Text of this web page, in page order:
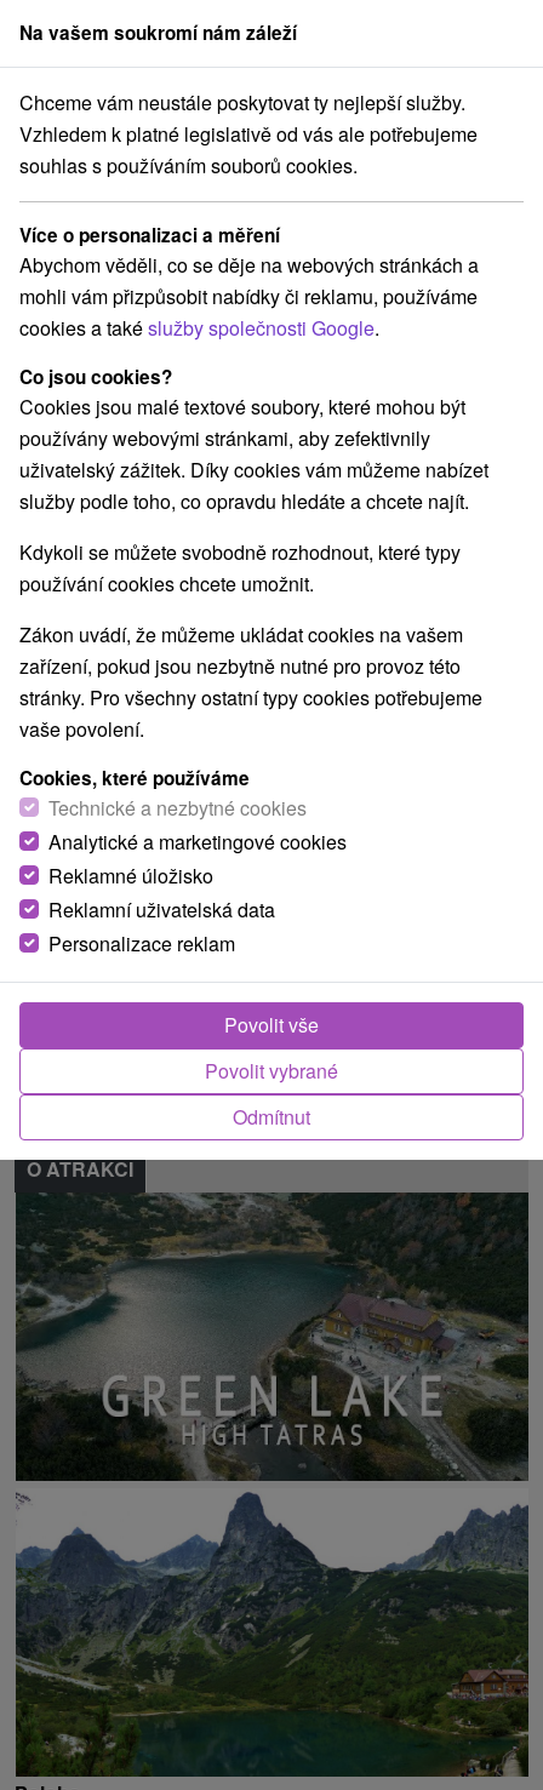
člen skupinySorger
Slovensko Prešovský kraj Vysoké Tatry Zelené pleso
Zelené pleso
Navigovat do místa
Facebook
059 60 Vysoké Tatry
N +49° 12' 34.89''
E +20° 13' 13.29''
Turistický region
Vysoké Tatry, v Tatrách, Východné Slovensko, Prešovský
Našli jste chybu nebo nám chcete doporučit novou atrakci
O ATRAKCI
Na vašem soukromí nám záleží
Chceme vám neustále poskytovat ty nejlepší služby.
Vzhledem k platné legislativě od vás ale potřebujeme
souhlas s používáním souborů cookies.
Více o personalizaci a měření
Abychom věděli, co se děje na webových stránkách a
mohli vám přizpůsobit nabídky či reklamu, používáme
cookies a takéslužby společnosti Google.
Co jsou cookies?
Cookies jsou malé textové soubory, které mohou být
používány webovými stránkami, aby zefektivnily
uživatelský zážitek. Díky cookies vám můžeme nabízet
služby podle toho, co opravdu hledáte a chcete najít.
Kdykoli se můžete svobodně rozhodnout, které typy
používání cookies chcete umožnit.
Zákon uvádí, že můžeme ukládat cookies na vašem
zařízení, pokud jsou nezbytně nutné pro provoz této
stránky. Pro všechny ostatní typy cookies potřebujeme
vaše povolení.
Cookies, které používáme
Technické a nezbytné cookies
Analytické a marketingové cookies
Reklamné úložisko
Reklamní uživatelská data
Personalizace reklam
Odmítnut
Povolit vybrané
Povolit vše